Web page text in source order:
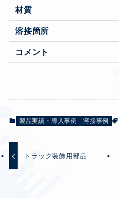
材質
溶接箇所
コメント
製品実績・導入事例 溶接事例
トラック装飾用部品